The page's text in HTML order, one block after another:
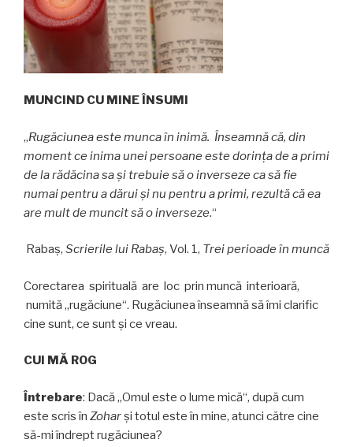
MUNCIND CU MINE ÎNSUMI
„Rugăciunea este munca în inimă. Înseamnă că, din
moment ce inima unei persoane este dorința de a primi
de la rădăcina sa şi trebuie să o inverseze ca să fie
numai pentru a dărui şi nu pentru a primi, rezultă că ea
are mult de muncit să o inverseze.“
Rabaș, Scrierile lui Rabaș, Vol. 1, Trei perioade în muncă
Corectarea spirituală are loc prin muncă interioară,
numită „rugăciune“. Rugăciunea înseamnă să îmi clarific
cine sunt, ce sunt şi ce vreau.
CUI MĂ ROG
Întrebare: Dacă „Omul este o lume mică“, după cum
este scris în Zoharşi totul este în mine, atunci către cine
să-mi îndrept rugăciunea?